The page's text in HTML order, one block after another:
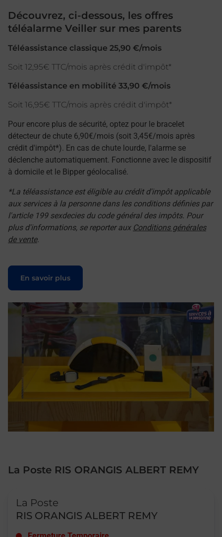
Découvrez, ci-dessous, les offres
téléalarme Veiller sur mes parents
Téléassistance classique 25,90 €/mois
Soit 12,95€ TTC/mois après crédit d'impôt*
Téléassistance en mobilité 33,90 €/mois
Soit 16,95€ TTC/mois après crédit d'impôt*
Pour encore plus de sécurité, optez pour le bracelet
détecteur de chute 6,90€/mois (soit 3,45€/mois après
crédit d'impôt*). En cas de chute lourde, l'alarme se
déclenche automatiquement. Fonctionne avec le dispositif
à domicile et le Bipper géolocalisé.
*La téléassistance est éligible au crédit d'impôt applicable
aux services à la personne dans les conditions définies par
l'article 199 sexdecies du code général des impôts. Pour
plus d'informations, se reporter aux Conditions générales
de vente.
En savoir plus
Le lien s'ouvre dans un nouvel onglet
La Poste RIS ORANGIS ALBERT REMY
La Poste
RIS ORANGIS ALBERT REMY